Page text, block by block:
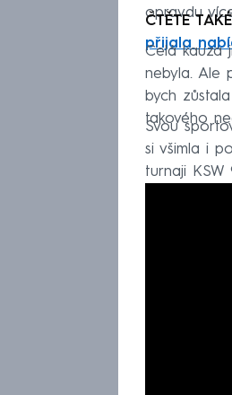
opravdu
ČTĚTE
přijala
Celá kauza
nebyla. Ale
bych
takového
Svou
si všimla i
turnaji KSW